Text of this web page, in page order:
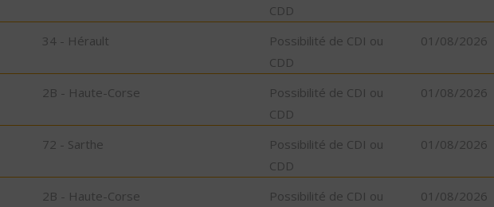
CDD
34 - Hérault
Possibilité de CDI ou
CDD
01/08/2026
2B - Haute-Corse
Possibilité de CDI ou
CDD
01/08/2026
72 - Sarthe
Possibilité de CDI ou
CDD
01/08/2026
2B - Haute-Corse
Possibilité de CDI ou
01/08/2026